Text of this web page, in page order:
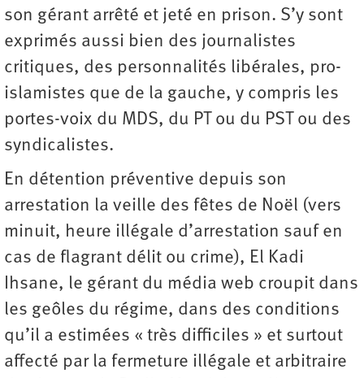
son gérant arrêté et jeté en prison. S’y sont
exprimés aussi bien des journalistes
critiques, des personnalités libérales, pro-
islamistes que de la gauche, y compris les
portes-voix du MDS, du PT ou du PST ou des
syndicalistes.
En détention préventive depuis son
arrestation la veille des fêtes de Noël (vers
minuit, heure illégale d’arrestation sauf en
cas de flagrant délit ou crime), El Kadi
Ihsane, le gérant du média web croupit dans
les geôles du régime, dans des conditions
qu’il a estimées « très difficiles » et surtout
affecté par la fermeture illégale et arbitraire